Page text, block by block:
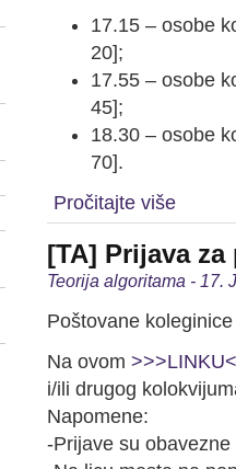
17.15 – osobe
20];
17.55 – osobe
45];
18.30 – osobe
70].
Pročitajte više
[TA] Prijava
Teorija algoritama - 17.
Poštovane
Na ovom
i/ili drugog
Napomene:
-Prijave su